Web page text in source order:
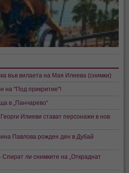
във вилаета на Мая Илиева (снимки)
на "Под прикритие"!
в „Панчарево“
Илиеви стават персонажи в нов
Павлова рожден ден в Дубай
ли снимките на „Откраднат